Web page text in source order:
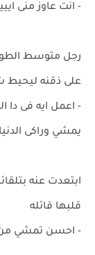
- انت عاوز منى
رجل متوسط
على ذقنه ليحيط
- اعمل ايه فى دا
يمشي وراكى
ابتعدت عنه
قلبها قائله
- احسن تمشي